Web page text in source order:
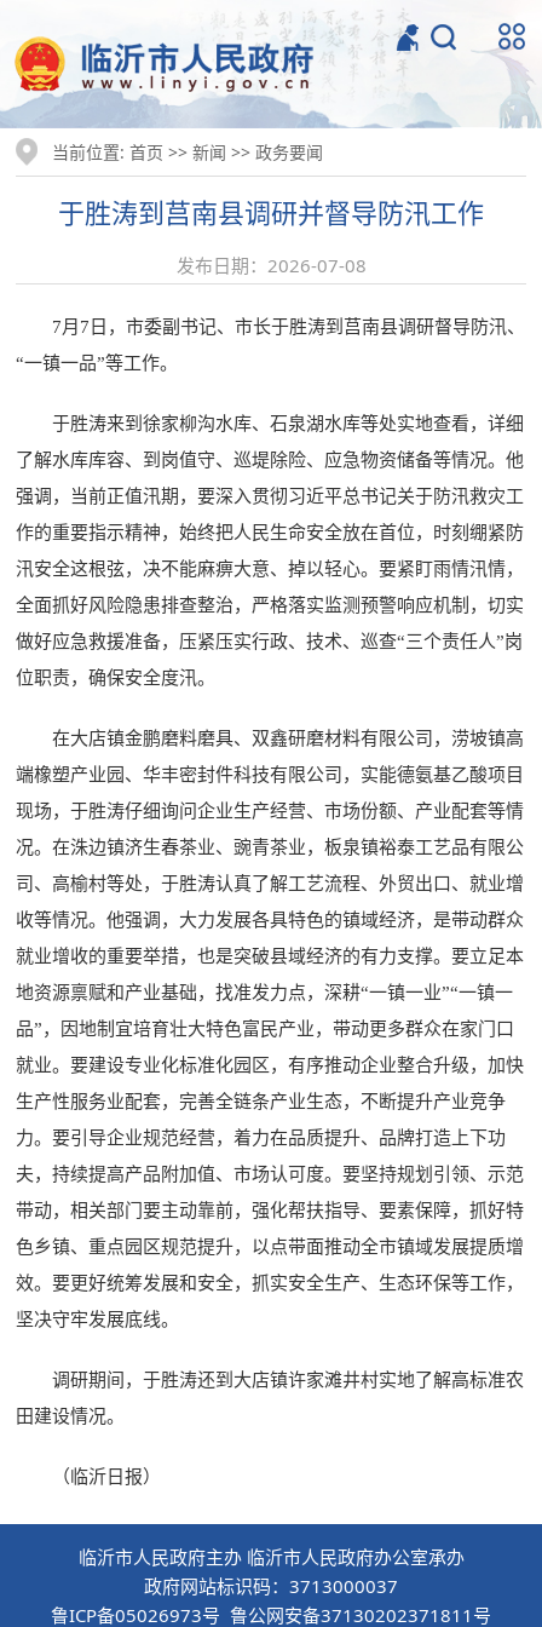
当前位置:首页 >>新闻 >>政务要闻
于胜涛到莒南县调研并督导防汛工作
发布日期：2026-07-08
7月7日，市委副书记、市长于胜涛到莒南县调研督导防汛、
“一镇一品”等工作。
于胜涛来到徐家柳沟水库、石泉湖水库等处实地查看，详细
了解水库库容、到岗值守、巡堤除险、应急物资储备等情况。他
强调，当前正值汛期，要深入贯彻习近平总书记关于防汛救灾工
作的重要指示精神，始终把人民生命安全放在首位，时刻绷紧防
汛安全这根弦，决不能麻痹大意、掉以轻心。要紧盯雨情汛情，
全面抓好风险隐患排查整治，严格落实监测预警响应机制，切实
做好应急救援准备，压紧压实行政、技术、巡查“三个责任人”岗
位职责，确保安全度汛。
在大店镇金鹏磨料磨具、双鑫研磨材料有限公司，涝坡镇高
端橡塑产业园、华丰密封件科技有限公司，实能德氨基乙酸项目
现场，于胜涛仔细询问企业生产经营、市场份额、产业配套等情
况。在洙边镇济生春茶业、豌青茶业，板泉镇裕泰工艺品有限公
司、高榆村等处，于胜涛认真了解工艺流程、外贸出口、就业增
收等情况。他强调，大力发展各具特色的镇域经济，是带动群众
就业增收的重要举措，也是突破县域经济的有力支撑。要立足本
地资源禀赋和产业基础，找准发力点，深耕“一镇一业”“一镇一
品”，因地制宜培育壮大特色富民产业，带动更多群众在家门口
就业。要建设专业化标准化园区，有序推动企业整合升级，加快
生产性服务业配套，完善全链条产业生态，不断提升产业竞争
力。要引导企业规范经营，着力在品质提升、品牌打造上下功
夫，持续提高产品附加值、市场认可度。要坚持规划引领、示范
带动，相关部门要主动靠前，强化帮扶指导、要素保障，抓好特
色乡镇、重点园区规范提升，以点带面推动全市镇域发展提质增
效。要更好统筹发展和安全，抓实安全生产、生态环保等工作，
坚决守牢发展底线。
调研期间，于胜涛还到大店镇许家滩井村实地了解高标准农
田建设情况。
（临沂日报）
临沂市人民政府主办 临沂市人民政府办公室承办
政府网站标识码：3713000037
鲁ICP备05026973号 鲁公网安备37130202371811号